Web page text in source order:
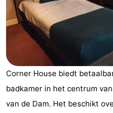
Overnachten
Appartementen
(&
Campings
Corner House biedt
badkamer in het centrum
van de Dam. Het beschikt